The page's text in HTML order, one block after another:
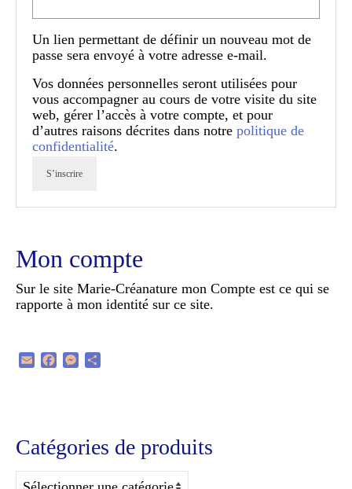
Un lien permettant de définir un nouveau mot de
passe sera envoyé à votre adresse e-mail.
Vos données personnelles seront utilisées pour
vous accompagner au cours de votre visite du site
web, gérer l’accès à votre compte, et pour
d’autres raisons décrites dans notre politique de
confidentialité.
S’inscrire
Mon compte
Sur le site Marie-Créanature mon Compte est ce qui se
rapporte à mon identité sur ce site.
Email FacebookMessenger
Catégories de produits